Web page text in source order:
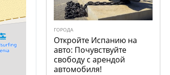
ГОРОДА
Откройте Испанию на
авто: Почувствуйте
свободу с арендой
автомобиля!